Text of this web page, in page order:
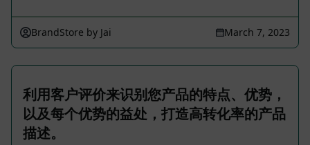
BrandStore by Jai March 7, 2023
利用客户评价来识别您产品的特点、优势，
以及每个优势的益处，打造高转化率的产品
描述。